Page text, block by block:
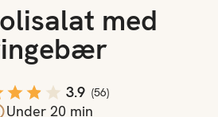
med
3.9 (56)
Under 20 min